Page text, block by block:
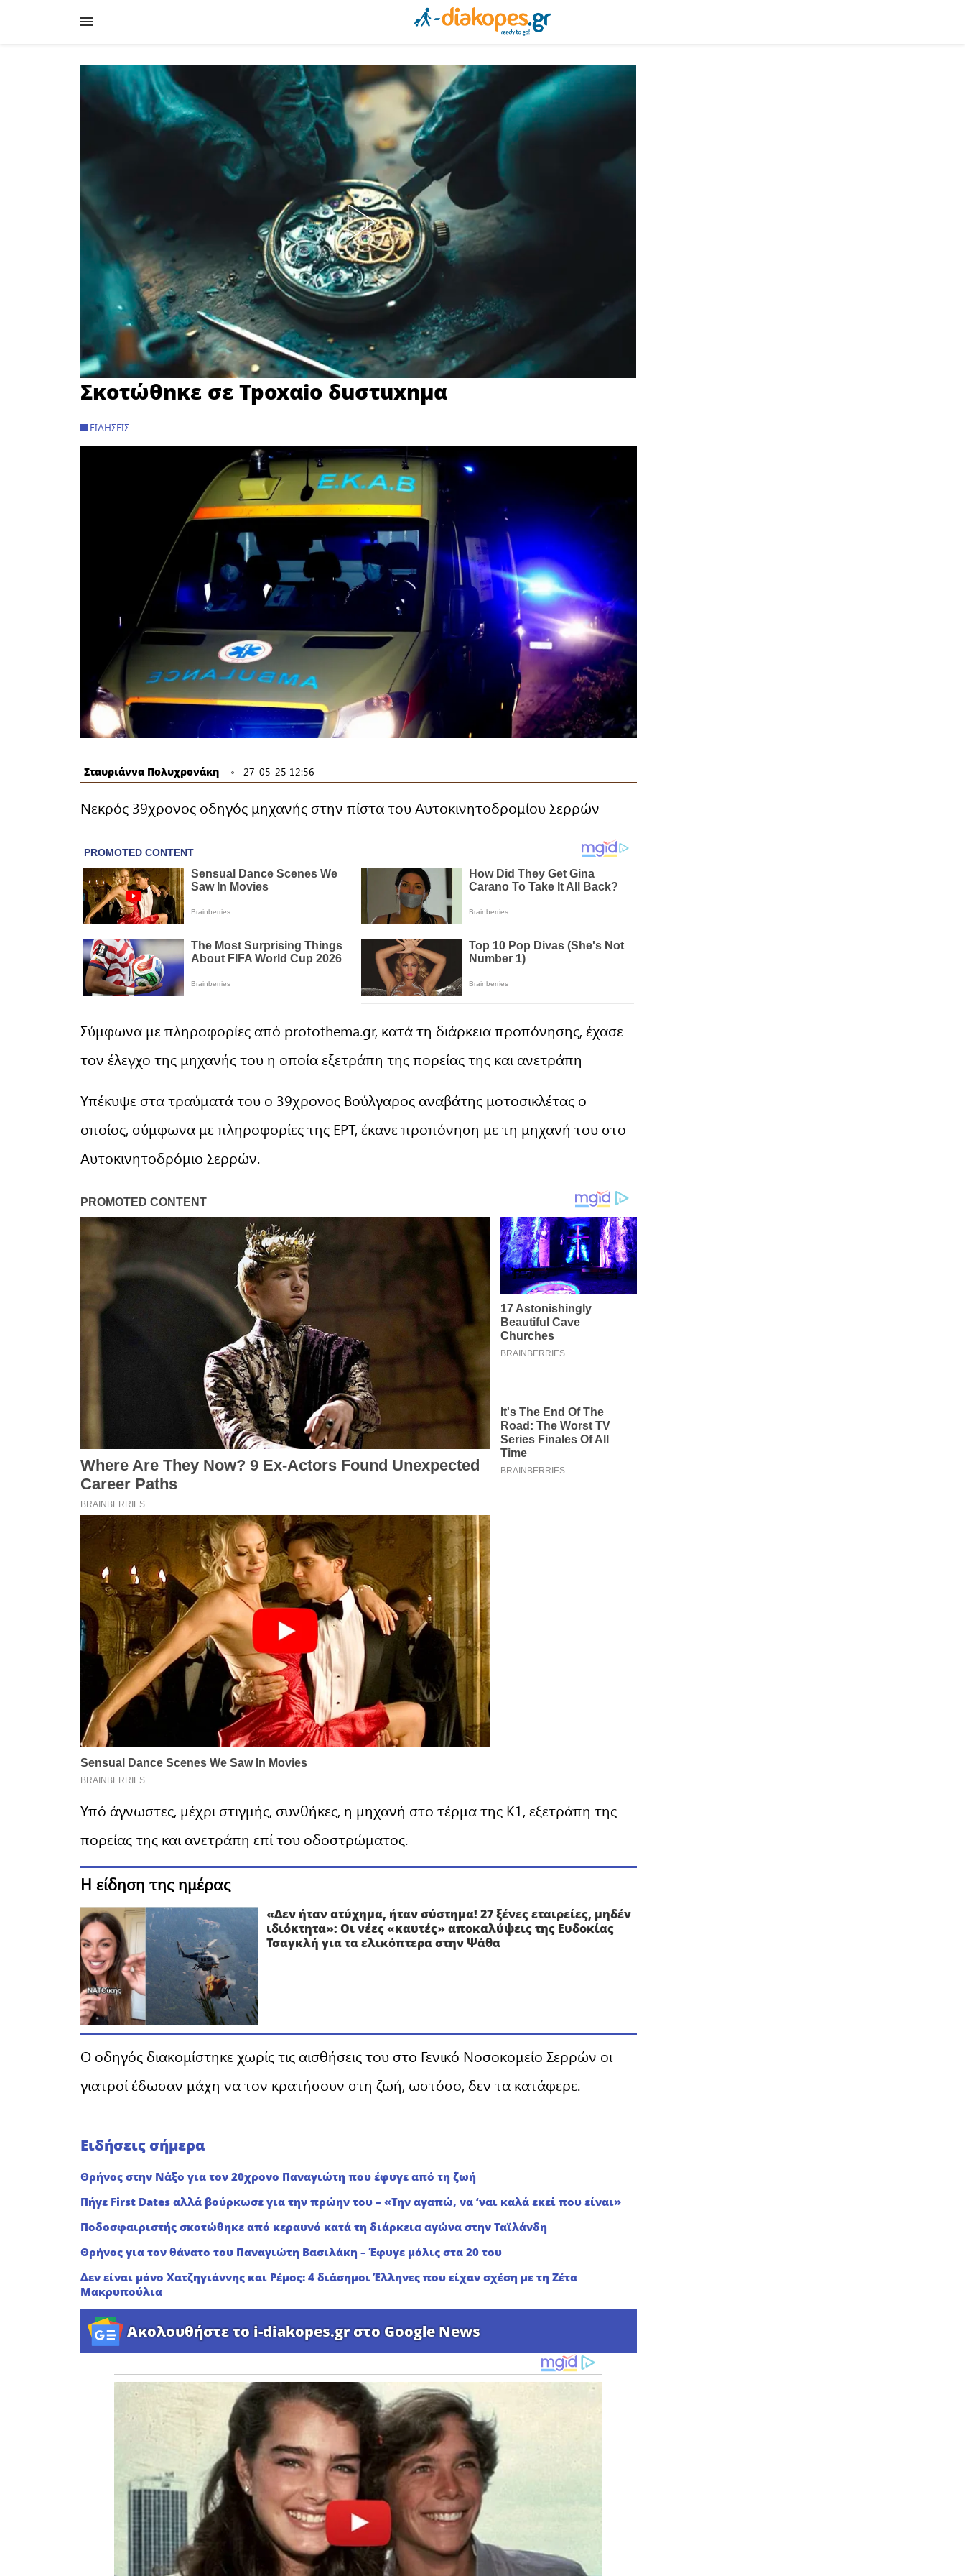
Σκoτώθnκε σε Tpoxαio δuστuxnμα
ΕΙΔΉΣΕΙΣ
Σταυριάννα Πολυχρονάκη 27-05-25 12:56
Νεκρός 39χρονος οδηγός μηχανής στην πίστα του Αυτοκινητοδρομίου Σερρών
Σύμφωνα με πληροφορίες από protothema.gr, κατά τη διάρκεια προπόνησης, έχασε
τον έλεγχο της μηχανής του η οποία εξετράπη της πορείας της και ανετράπη
Υπέκυψε στα τραύματά του ο 39χρονος Βούλγαρος αναβάτης μοτοσικλέτας ο
οποίος, σύμφωνα με πληροφορίες της ΕΡΤ, έκανε προπόνηση με τη μηχανή του στο
Αυτοκινητοδρόμιο Σερρών.
Υπό άγνωστες, μέχρι στιγμής, συνθήκες, η μηχανή στο τέρμα της Κ1, εξετράπη της
πορείας της και ανετράπη επί του οδοστρώματος.
Η είδηση της ημέρας
«Δεν ήταν ατύχημα, ήταν σύστημα! 27 ξένες εταιρείες, μηδέν
ιδιόκτητα»: Οι νέες «καυτές» αποκαλύψεις της Ευδοκίας
Τσαγκλή για τα ελικόπτερα στην Ψάθα
Ο οδηγός διακομίστηκε χωρίς τις αισθήσεις του στο Γενικό Νοσοκομείο Σερρών οι
γιατροί έδωσαν μάχη να τον κρατήσουν στη ζωή, ωστόσο, δεν τα κατάφερε.
Ειδήσεις σήμερα
Θρήνος στην Νάξο για τον 20χρονο Παναγιώτη που έφυγε από τη ζωή
Πήγε First Dates αλλά βούρκωσε για την πρώην του – «Την αγαπώ, να ‘ναι καλά εκεί που είναι»
Ποδοσφαιριστής σκοτώθηκε από κεραυνό κατά τη διάρκεια αγώνα στην Ταϊλάνδη
Θρήνος για τον θάνατο του Παναγιώτη Βασιλάκη – Έφυγε μόλις στα 20 του
Δεν είναι μόνο Χατζηγιάννης και Ρέμος: 4 διάσημοι Έλληνες που είχαν σχέση με τη Ζέτα
Μακρυπούλια
Ακολουθήστε το i-diakopes.gr στο Google News